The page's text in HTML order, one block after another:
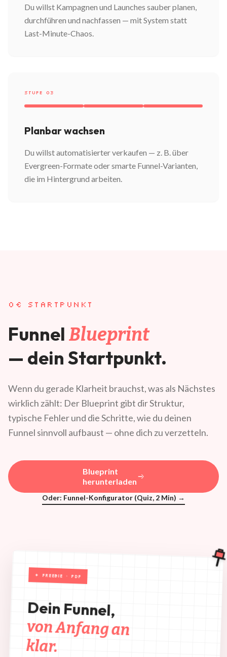
Du willst Kampagnen und Launches sauber planen,
durchführen und nachfassen — mit System statt
Last-Minute-Chaos.
STUFE 03
Planbar wachsen
Du willst automatisierter verkaufen — z. B. über
Evergreen-Formate oder smarte Funnel-Varianten,
die im Hintergrund arbeiten.
0€ STARTPUNKT
Funnel Blueprint
— dein Startpunkt.
Wenn du gerade Klarheit brauchst, was als Nächstes
wirklich zählt: Der Blueprint gibt dir Struktur,
typische Fehler und die Schritte, wie du deinen
Funnel sinnvoll aufbaust — ohne dich zu verzetteln.
Blueprint
herunterladen
Oder: Funnel-Konfigurator (Quiz, 2 Min) →
✦ FREEBIE · PDF
Dein Funnel,
von Anfang an
klar.